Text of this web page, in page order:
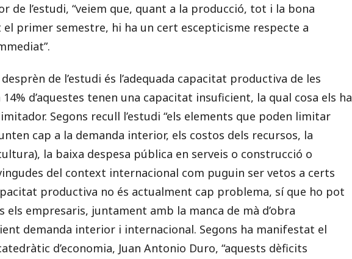
de l’estudi, “veiem que, quant a la producció, tot i la bona
primer semestre, hi ha un cert escepticisme respecte a
de l’estudi és l’adequada capacitat productiva de les
d’aquestes tenen una capacitat insuficient, la qual cosa els ha
Segons recull l’estudi “els elements que poden limitar
cap a la demanda interior, els costos dels recursos, la
la baixa despesa pública en serveis o construcció o
del context internacional com puguin ser vetos a certs
productiva no és actualment cap problema, sí que ho pot
els empresaris, juntament amb la manca de mà d’obra
demanda interior i internacional. Segons ha manifestat el
d’economia, Juan Antonio Duro, “aquests dèficits